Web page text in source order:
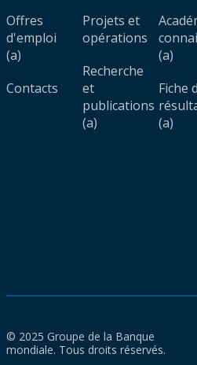
Offres
d'emploi
(a)
Contacts
Projets et
opérations
Recherche
et
publications
(a)
(a)
Fiche
(a)
© 2025 Groupe de la Banque
mondiale. Tous droits réservés.